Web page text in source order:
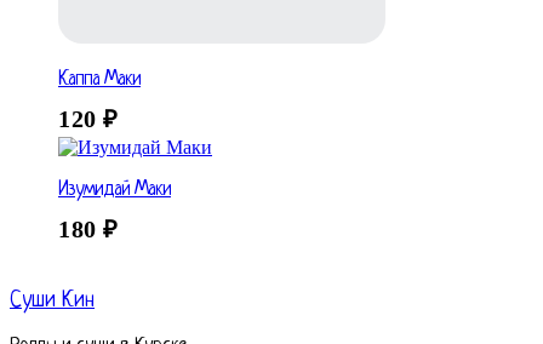
Каппа Маки
120₽
Изумидай Маки
180₽
Суши Кин